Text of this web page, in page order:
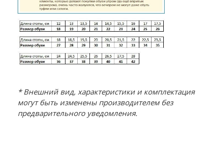
* Внешний вид, характеристики и комплектация
могут быть изменены производителем без
предварительного уведомления.